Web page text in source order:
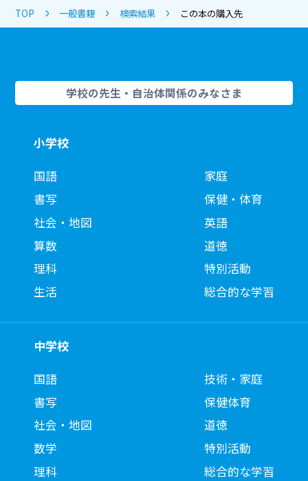
TOP 一般書籍 検索結果 この本の購入先
学校の先生・自治体関係のみなさま
小学校
国語
書写
社会・地図
算数
理科
生活
家庭
保健・体育
英語
道徳
特別活動
総合的な学習
中学校
国語
書写
社会・地図
数学
理科
技術・家庭
保健体育
道徳
特別活動
総合的な学習